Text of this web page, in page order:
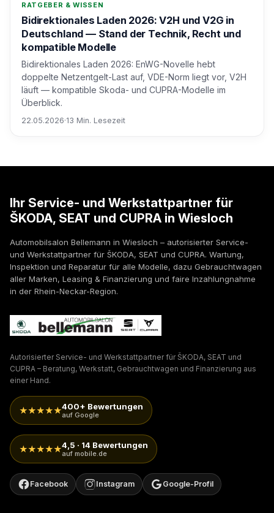
RATGEBER & WISSEN
Bidirektionales Laden 2026: V2H und V2G in
Deutschland — Stand der Technik, Recht und
kompatible Modelle
Bidirektionales Laden 2026: EnWG-Novelle hebt
doppelte Netzentgelt-Last auf, VDE-Norm liegt vor, V2H
läuft — kompatible Skoda- und CUPRA-Modelle im
Überblick.
22.05.2026·13 Min. Lesezeit
Ihr Service- und Werkstattpartner für
ŠKODA, SEAT und CUPRA in Wiesloch
Automobilsalon Bellemann in Wiesloch – autorisierter Service-
und Werkstattpartner für ŠKODA, SEAT und CUPRA. Wartung,
Inspektion und Reparatur für alle Modelle, dazu Gebrauchtwagen
aller Marken, Leasing & Finanzierung und faire Inzahlungnahme
in der Rhein-Neckar-Region.
Autorisierter Service- und Werkstattpartner für ŠKODA, SEAT und
CUPRA – Beratung, Werkstatt, Gebrauchtwagen und Finanzierung aus
einer Hand.
★★★★★400+ Bewertungen
auf Google
★★★★★4,5 · 14 Bewertungen
auf mobile.de
Facebook Instagram Google-Profil